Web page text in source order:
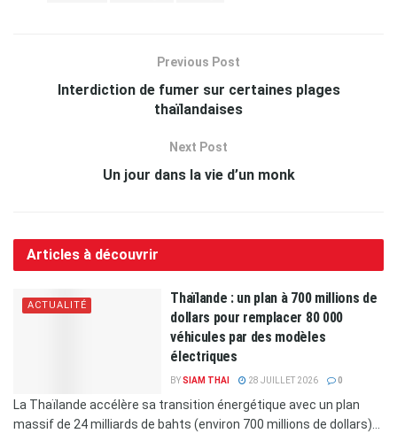
Previous Post
Interdiction de fumer sur certaines plages
thaïlandaises
Next Post
Un jour dans la vie d’un monk
Articles à découvrir
ACTUALITÉ
Thaïlande : un plan à 700 millions de
dollars pour remplacer 80 000
véhicules par des modèles
électriques
BYSIAM THAI 28 JUILLET 2026 0
La Thaïlande accélère sa transition énergétique avec un plan
massif de 24 milliards de bahts (environ 700 millions de dollars)...